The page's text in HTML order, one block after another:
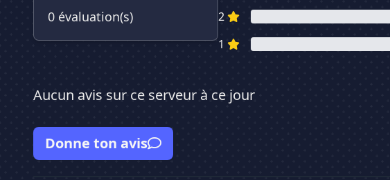
0 évaluation(s) 2
1
Aucun avis sur ce serveur à ce jour
Donne ton avis